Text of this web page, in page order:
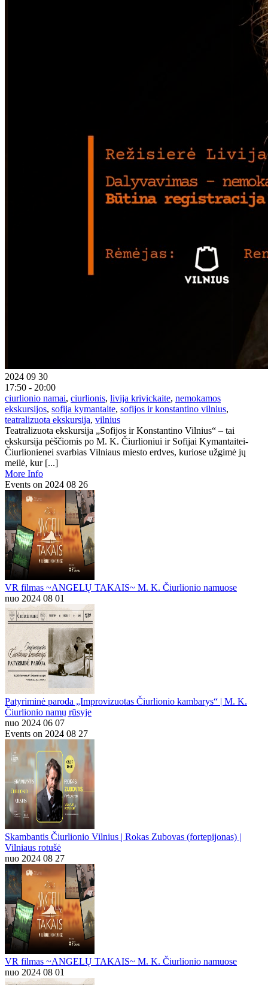
2024 09 30
17:50 - 20:00
ciurlionio namai, ciurlionis, livija krivickaite, nemokamos
ekskursijos, sofija kymantaite, sofijos ir konstantino vilnius,
teatralizuota ekskursija, vilnius
Teatralizuota ekskursija „Sofijos ir Konstantino Vilnius“ – tai
ekskursija pėščiomis po M. K. Čiurlioniui ir Sofijai Kymantaitei-
Čiurlionienei svarbias Vilniaus miesto erdves, kuriose užgimė jų
meilė, kur [...]
More Info
Events on 2024 08 26
VR filmas ~ANGELŲ TAKAIS~ M. K. Čiurlionio namuose
nuo 2024 08 01
Patyriminė paroda „Improvizuotas Čiurlionio kambarys“ | M. K.
Čiurlionio namų rūsyje
nuo 2024 06 07
Events on 2024 08 27
Skambantis Čiurlionio Vilnius | Rokas Zubovas (fortepijonas) |
Vilniaus rotušė
nuo 2024 08 27
VR filmas ~ANGELŲ TAKAIS~ M. K. Čiurlionio namuose
nuo 2024 08 01